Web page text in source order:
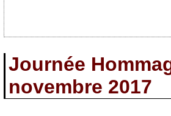
Journée
novembre 2017